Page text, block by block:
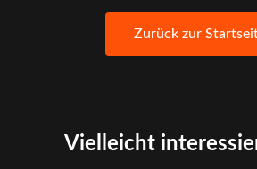
Zurück zur
Vielleicht